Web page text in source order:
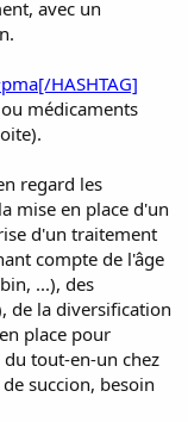
avec un
HASHTAG]
médicaments
regard les
mise en place d'un
d'un traitement
compte de l'âge
...), des
de la diversification
place pour
tout-en-un chez
succion, besoin